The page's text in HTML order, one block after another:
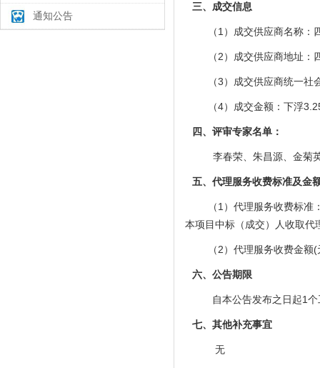
通知公告
三、成交信息
（1）成交供应商名称
（2）成交供应商地址：
（3）成交供应商统一社
（4）成交金额： 下浮
四、评审专家名单：
李春荣、朱昌源、金菊
五、代理服务收费标准及金
（1）代理服务收费标准
本项目中标（成交）人收取代
（2）代理服务收费金额
六、公告期限
自本公告发布之日起1
七、其他补充事宜
无